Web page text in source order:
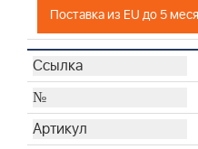
Поставка из EU до 5